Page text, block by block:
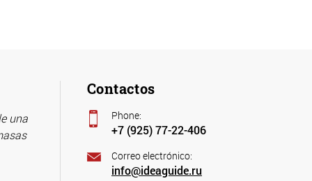
una
Contactos
Phone:
+7 (925) 77-22-406
Correo electrónico:
info@ideaguide.ru